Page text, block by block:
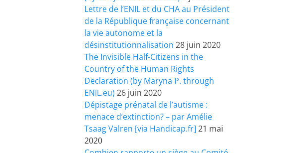
Lettre de l’ENIL et du CHA au Président
de la République française concernant
la vie autonome et la
désinstitutionnalisation 28 juin 2020
The Invisible Half-Citizens in the
Country of the Human Rights
Declaration (by Maryna P. through
ENIL.eu) 26 juin 2020
Dépistage prénatal de l’autisme :
menace d’extinction? – par Amélie
Tsaag Valren [via Handicap.fr] 21 mai
2020